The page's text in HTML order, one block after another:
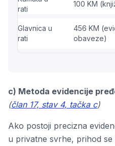
rati
100 KM
Glavnica u
rati
456 KM
obaveze)
c) Metoda evidencije
(član 17, stav 4, tačka c)
Ako postoji precizna
u privatne svrhe, prihod